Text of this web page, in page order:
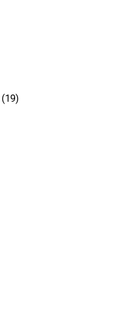
(19)